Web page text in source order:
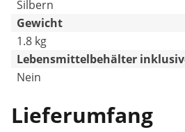
Silbern
Gewicht
1.8 kg
Lebensmittelbehälter
Nein
Lieferumfang